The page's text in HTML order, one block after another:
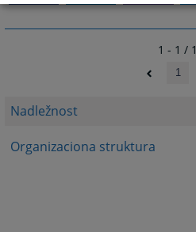
Nadležnost
Organizaciona struktura
1 - 1 / 1
1